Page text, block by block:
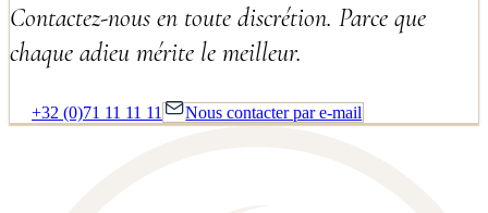
Contactez-nous en toute discrétion. Parce que
chaque adieu mérite le meilleur.
+32 (0)71 11 11 11 Nous contacter par e-mail